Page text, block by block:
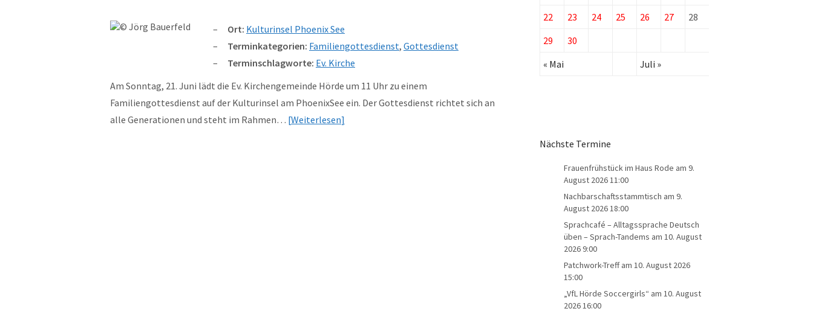
Ort: Kulturinsel Phoenix See
Terminkategorien: Familiengottesdienst, Gottesdienst
Terminschlagworte: Ev. Kirche
Am Sonntag, 21. Juni lädt die Ev. Kirchengemeinde Hörde um 11 Uhr zu einem
Familiengottesdienst auf der Kulturinsel am PhoenixSee ein. Der Gottesdienst richtet sich an
alle Generationen und steht im Rahmen… Weiterlesen
22
23 24 25 26 27
28
29
30
« Mai
Juli »
Nächste Termine
Frauenfrühstück im Haus Rode am 9.
August 2026 11:00
Nachbarschaftsstammtisch am 9.
August 2026 18:00
Sprachcafé – Alltagssprache Deutsch
üben – Sprach-Tandems am 10. August
2026 9:00
Patchwork-Treffam 10. August 2026
15:00
„VfL Hörde Soccergirls“ am 10. August
2026 16:00